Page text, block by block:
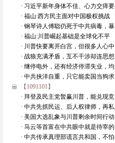
· 习近平新年身体不佳、心力交瘁要
· 福山:西方民主面对中国极权挑战
· 钢琴诗人傅聪仍死于中共病毒，暴
· 福山:川普崛起基础是全球化不平
· 川普快要离开白宫，但很多人心中
· 战狼充满矛盾，互不干涉却连思想
· 继停电外，还有经济停滞失业，均
· 中共挟洋自重，只它能卖国当狗求
【1091101】
· 拜登及民主党暂赢川普，能兑现竞
· 中共先抓民运、后人权律师，再私
· 美国大选乱象与川普剩余时间行动
· 马云等首富在中共眼中就是待宰的
· 中共传承真理部谎言共和国，不怕